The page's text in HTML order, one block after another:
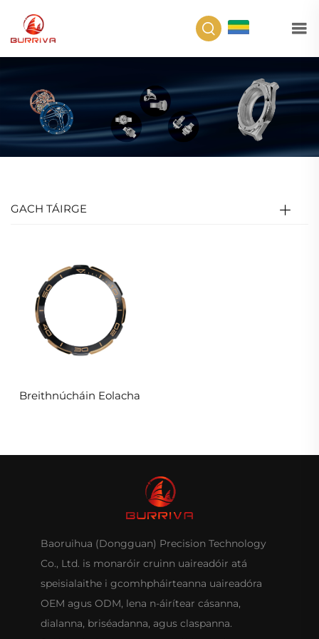
GACH TÁIRGE
Breithnúcháin Eolacha
Baoruihua (Dongguan) Precision Technology
Co., Ltd. is monaróir cruinn uaireadóir atá
speisialaithe i gcomhpháirteanna uaireadóra
OEM agus ODM, lena n-áirítear cásanna,
dialanna, briséadanna, agus claspanna.